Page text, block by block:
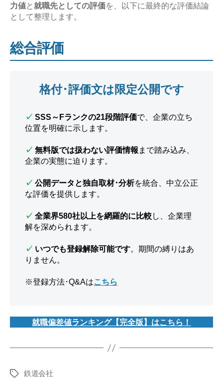
力値と就職先としての評価を、以下に最終的な評価結論
として整理します。
総合評価
格付･評価文は限定公開です
✓ SSS～Fランクの21段階評価で、企業の立ち
位置を明確に示します。
✓ 無料版では扱わない評価情報 まで踏み込み、
企業の実態に迫ります。
✓ 公開データと独自取材･分析を統合、中立公正
な評価を提供します。
✓ 全業界580社以上を網羅的に比較し、企業理
解を深められます。
✓ いつでも登録解除可能です。期間の縛りはあ
りません。
※登録方法･Q&Aはこちら
就職偏差値ランキング【完全版】はこちら！
タ
鉄道会社